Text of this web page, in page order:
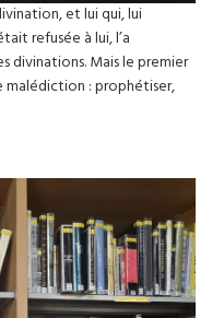
et lui qui, lui
refusée à lui, l’a
divinations. Mais le premier
: prophétiser,